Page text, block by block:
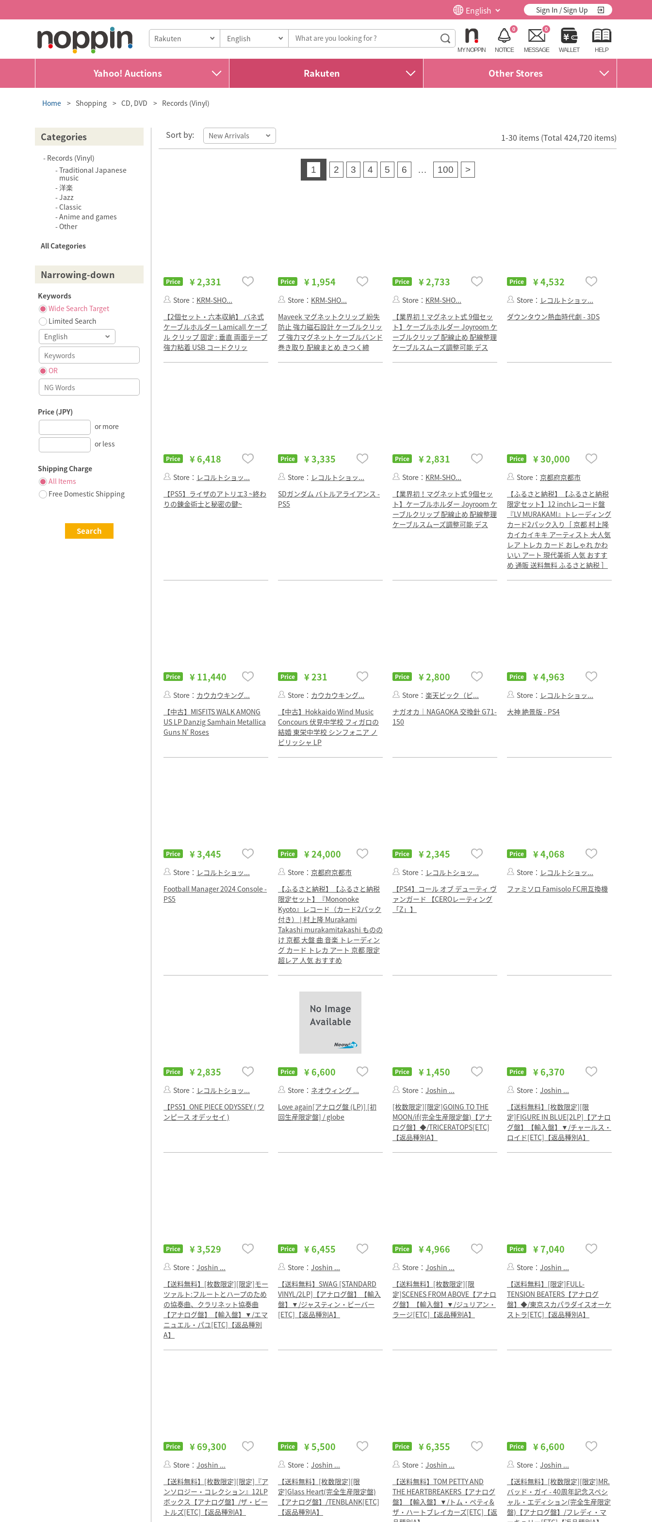
Sign In / Sign Up
MY NOPPIN NOTICE
0
MESSAGE
0
WALLET HELP
Yahoo! Auctions Rakuten Other Stores
Home Shopping CD, DVD Records (Vinyl)
Sort by: 1-30 items (Total 424,720 items)
1 2 3 4 5 6 … 100 >
Price ¥ 2,331
Store： KRM-SHO...
【2個セット・六本収納】 バネ式
ケーブルホルダー Lamicall ケーブ
ル クリップ 固定 : 垂直 両面テープ
強力粘着 USB コードクリッ
Price ¥ 1,954
Store： KRM-SHO...
Maveek マグネットクリップ 紛失
防止 強力磁石設計 ケーブルクリッ
プ 強力マグネット ケーブルバンド
巻き取り 配線まとめ きつく締
Price ¥ 2,733
Store： KRM-SHO...
【業界初！マグネット式 9個セッ
ト】ケーブルホルダー Joyroom ケ
ーブルクリップ 配線止め 配線整理
ケーブルスムーズ調整可能 デス
Price ¥ 4,532
Store： レコルトショッ...
ダウンタウン熱血時代劇 - 3DS
Price ¥ 6,418
Store： レコルトショッ...
【PS5】ライザのアトリエ3 ~終わ
りの錬金術士と秘密の鍵~
Price ¥ 3,335
Store： レコルトショッ...
SDガンダム バトルアライアンス -
PS5
Price ¥ 2,831
Store： KRM-SHO...
【業界初！マグネット式 9個セッ
ト】ケーブルホルダー Joyroom ケ
ーブルクリップ 配線止め 配線整理
ケーブルスムーズ調整可能 デス
Price ¥ 30,000
Store： 京都府京都市
【ふるさと納税】【ふるさと納税
限定セット】12 inchレコード盤
『LV MURAKAMI』トレーディング
カード2パック入り［ 京都 村上隆
カイカイキキ アーティスト 大人気
レア トレカ カード おしゃれ かわ
いい アート 現代美術 人気 おすす
め 通販 送料無料 ふるさと納税 ］
Price ¥ 11,440
Store： カウカウキング...
【中古】MISFITS WALK AMONG
US LP Danzig Samhain Metallica
Guns N' Roses
Price ¥ 231
Store： カウカウキング...
【中古】Hokkaido Wind Music
Concours 伏見中学校 フィガロの
結婚 東栄中学校 シンフォニア ノ
ビリッシャ LP
Price ¥ 2,800
Store： 楽天ビック（ビ...
ナガオカ｜NAGAOKA 交換針 G71-
150
Price ¥ 4,963
Store： レコルトショッ...
大神 絶景版 - PS4
Price ¥ 3,445
Store： レコルトショッ...
Football Manager 2024 Console -
PS5
Price ¥ 24,000
Store： 京都府京都市
【ふるさと納税】【ふるさと納税
限定セット】『Mononoke
Kyoto』レコード（カード2パック
付き） | 村上隆 Murakami
Takashi murakamitakashi ものの
け 京都 大盤 曲 音楽 トレーディン
グ カード トレカ アート 京都 限定
超レア 人気 おすすめ
Price ¥ 2,345
Store： レコルトショッ...
【PS4】コール オブ デューティ ヴ
ァンガード 【CEROレーティング
「Z」】
Price ¥ 4,068
Store： レコルトショッ...
ファミソロ Famisolo FC用互換機
Price ¥ 2,835
Store： レコルトショッ...
【PS5】ONE PIECE ODYSSEY ( ワ
ンピース オデッセイ )
Price ¥ 6,600
Store： ネオウィング ...
Love again[アナログ盤 (LP)] [初
回生産限定盤] / globe
Price ¥ 1,450
Store： Joshin ...
[枚数限定][限定]GOING TO THE
MOON/if(完全生産限定盤)【アナ
ログ盤】◆/TRICERATOPS[ETC]
【返品種別A】
Price ¥ 6,370
Store： Joshin ...
【送料無料】[枚数限定][限
定]FIGURE IN BLUE[2LP]【アナロ
グ盤】【輸入盤】▼/チャールス・
ロイド[ETC]【返品種別A】
Price ¥ 3,529
Store： Joshin ...
【送料無料】[枚数限定][限定]モー
ツァルト:フルートとハープのため
の協奏曲、クラリネット協奏曲
【アナログ盤】【輸入盤】▼/エマ
ニュエル・パユ[ETC]【返品種別
A】
Price ¥ 6,455
Store： Joshin ...
【送料無料】SWAG [STANDARD
VINYL/2LP]【アナログ盤】【輸入
盤】▼/ジャスティン・ビーバー
[ETC]【返品種別A】
Price ¥ 4,966
Store： Joshin ...
【送料無料】[枚数限定][限
定]SCENES FROM ABOVE【アナロ
グ盤】【輸入盤】▼/ジュリアン・
ラージ[ETC]【返品種別A】
Price ¥ 7,040
Store： Joshin ...
【送料無料】[限定]FULL-
TENSION BEATERS【アナログ
盤】◆/東京スカパラダイスオーケ
ストラ[ETC]【返品種別A】
Price ¥ 69,300
Store： Joshin ...
【送料無料】[枚数限定][限定]『ア
ンソロジー・コレクション』12LP
ボックス【アナログ盤】/ザ・ビー
トルズ[ETC]【返品種別A】
Price ¥ 5,500
Store： Joshin ...
【送料無料】[枚数限定][限
定]Glass Heart(完全生産限定盤)
【アナログ盤】/TENBLANK[ETC]
【返品種別A】
Price ¥ 6,355
Store： Joshin ...
【送料無料】TOM PETTY AND
THE HEARTBREAKERS【アナログ
盤】【輸入盤】▼/トム・ペティ&
ザ・ハートブレイカーズ[ETC]【返
Price ¥ 6,600
Store： Joshin ...
【送料無料】[枚数限定][限定]MR.
バッド・ガイ - 40周年記念スペシ
ャル・エディション(完全生産限定
盤)【アナログ盤】/フレディ・マ
Categories
Records (Vinyl)
Traditional Japanese
music
洋楽
Jazz
Classic
Anime and games
Other
All Categories
Narrowing-down
Keywords
Wide Search Target
Limited Search
OR
Price (JPY)
or more
or less
Shipping Charge
All Items
Free Domestic Shipping